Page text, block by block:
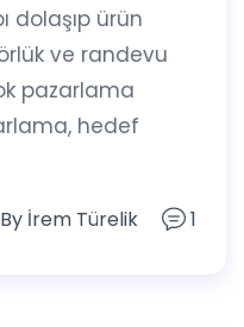
dolaşıp ürün
ve randevu
pazarlama
hedef
By İrem Türelik 1